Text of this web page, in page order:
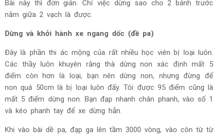
Bài này thì đơn giản. Chỉ việc dừng sao cho 2 bánh trước
nằm giữa 2 vạch là được.
Dừng và khởi hành xe ngang dốc (đề pa)
Đây là phần thi ác mộng của rất nhiều học viên bị loại luôn.
Các thầy luôn khuyên rằng thà dừng non xác định mất 5
điểm còn hơn là loại, bạn nên dừng non, nhưng đừng để
non quá 50cm là bị loại luôn đấy. Tôi được 95 điểm cũng là
mất 5 điểm dừng non. Bạn đạp nhanh chân phanh, vào số 1
và kéo phanh tay để xe dừng hẳn.
Khi vào bài dề pa, đạp ga lên tầm 3000 vòng, vào côn từ từ